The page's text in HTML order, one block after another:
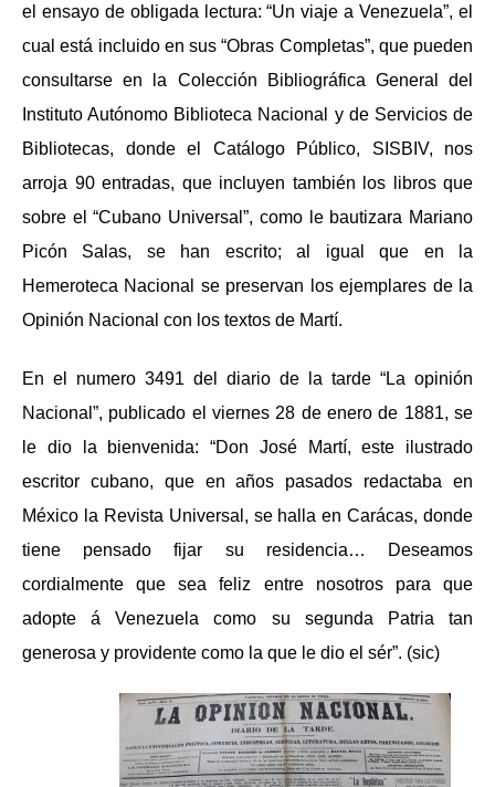
el ensayo de obligada lectura: “Un viaje a Venezuela”, el
cual está incluido en sus “Obras Completas”, que pueden
consultarse en la Colección Bibliográfica General del
Instituto Autónomo Biblioteca Nacional y de Servicios de
Bibliotecas, donde el Catálogo Público, SISBIV, nos
arroja 90 entradas, que incluyen también los libros que
sobre el “Cubano Universal”, como le bautizara Mariano
Picón Salas, se han escrito; al igual que en la
Hemeroteca Nacional se preservan los ejemplares de la
Opinión Nacional con los textos de Martí.
En el numero 3491 del diario de la tarde “La opinión
Nacional”, publicado el viernes 28 de enero de 1881, se
le dio la bienvenida: “Don José Martí, este ilustrado
escritor cubano, que en años pasados redactaba en
México la Revista Universal, se halla en Carácas, donde
tiene pensado fijar su residencia… Deseamos
cordialmente que sea feliz entre nosotros para que
adopte á Venezuela como su segunda Patria tan
generosa y providente como la que le dio el sér”. (sic)